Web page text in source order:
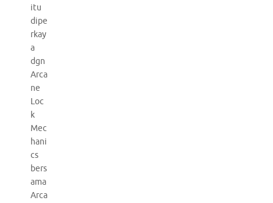
itu
dipe
rkay
a
dgn
Arca
ne
Loc
k
Mec
hani
cs
bers
ama
Arca